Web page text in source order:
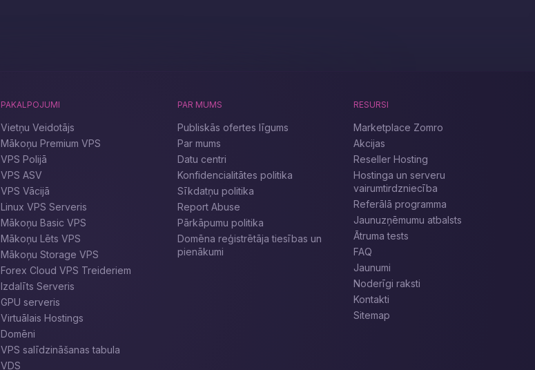
PAKALPOJUMI
Vietņu Veidotājs
Mākoņu Premium VPS
VPS Polijā
VPS ASV
VPS Vācijā
Linux VPS Serveris
Mākoņu Basic VPS
Mākoņu Lēts VPS
Mākoņu Storage VPS
Forex Cloud VPS Treideriem
Izdalīts Serveris
GPU serveris
Virtuālais Hostings
Domēni
VPS salīdzināšanas tabula
VDS
PAR MUMS
Publiskās ofertes līgums
Par mums
Datu centri
Konfidencialitātes politika
Sīkdatņu politika
Report Abuse
Pārkāpumu politika
Domēna reģistrētāja tiesības un
pienākumi
RESURSI
Marketplace Zomro
Akcijas
Reseller Hosting
Hostinga un serveru
vairumtirdzniecība
Referālā programma
Jaunuzņēmumu atbalsts
Ātruma tests
FAQ
Jaunumi
Noderīgi raksti
Kontakti
Sitemap